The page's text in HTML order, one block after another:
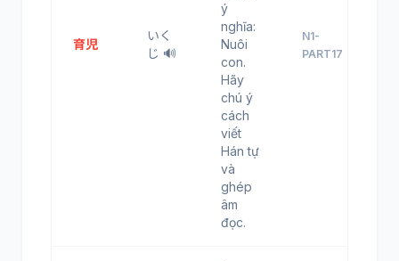
育児
いく
じ 🔊
ý
nghĩa:
Nuôi
con.
Hãy
chú ý
cách
viết
Hán tự
và
ghép
âm
đọc.
N1-
PART17